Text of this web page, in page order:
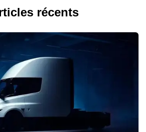
récents